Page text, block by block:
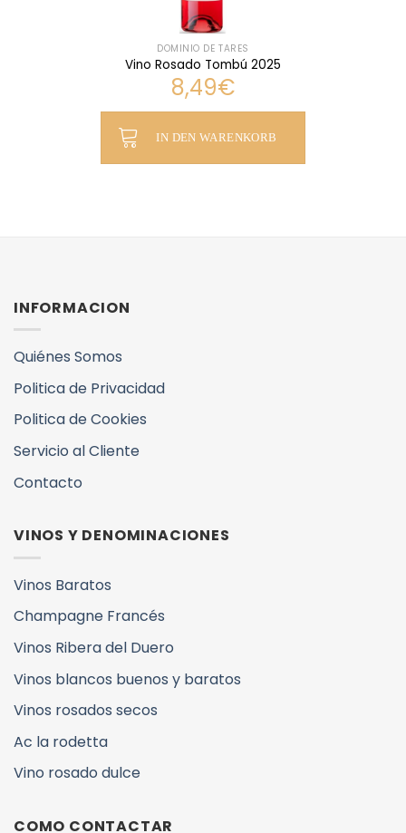
DOMINIO DE TARES
Vino Rosado Tombú 2025
8,49€
IN DEN WARENKORB
INFORMACION
Quiénes Somos
Politica de Privacidad
Politica de Cookies
Servicio al Cliente
Contacto
VINOS Y DENOMINACIONES
Vinos Baratos
Champagne Francés
Vinos Ribera del Duero
Vinos blancos buenos y baratos
Vinos rosados secos
Ac la rodetta
Vino rosado dulce
COMO CONTACTAR